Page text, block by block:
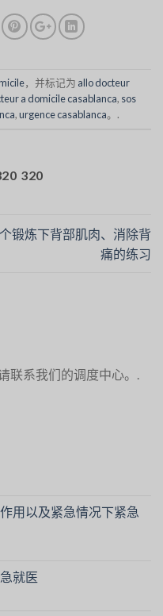
，并标记为 allo docteur
a domicile casablanca, sos
,urgence casablanca。.
320
锻炼下背部肌肉、消除背
痛的练习
联系我们的调度中心。.
用以及紧急情况下紧急
就医